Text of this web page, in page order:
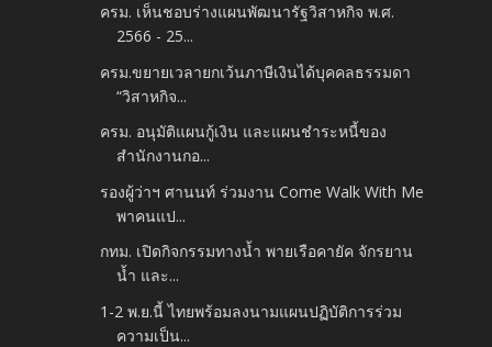
ครม. เห็นชอบร่างแผนพัฒนารัฐวิสาหกิจ พ.ศ.
2566 - 25...
ครม.ขยายเวลายกเว้นภาษีเงินได้บุคคลธรรมดา
“วิสาหกิจ...
ครม. อนุมัติแผนกู้เงิน และแผนชำระหนี้ของ
สำนักงานกอ...
รองผู้ว่าฯ ศานนท์ ร่วมงาน Come Walk With Me
พาคนแป...
กทม. เปิดกิจกรรมทางน้ำ พายเรือคายัค จักรยาน
น้ำ และ...
1-2 พ.ย.นี้ ไทยพร้อมลงนามแผนปฏิบัติการร่วม
ความเป็น...